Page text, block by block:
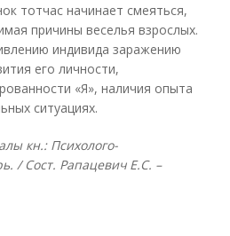
тотчас начинает смеяться,
причины веселья взрослых.
индивида заражению
его личности,
«Я», наличия опыта
ситуациях.
кн.: Психолого-
/ Сост. Рапацевич Е.С. –